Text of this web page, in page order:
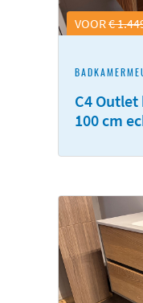
VOOR€
C4
100 cm